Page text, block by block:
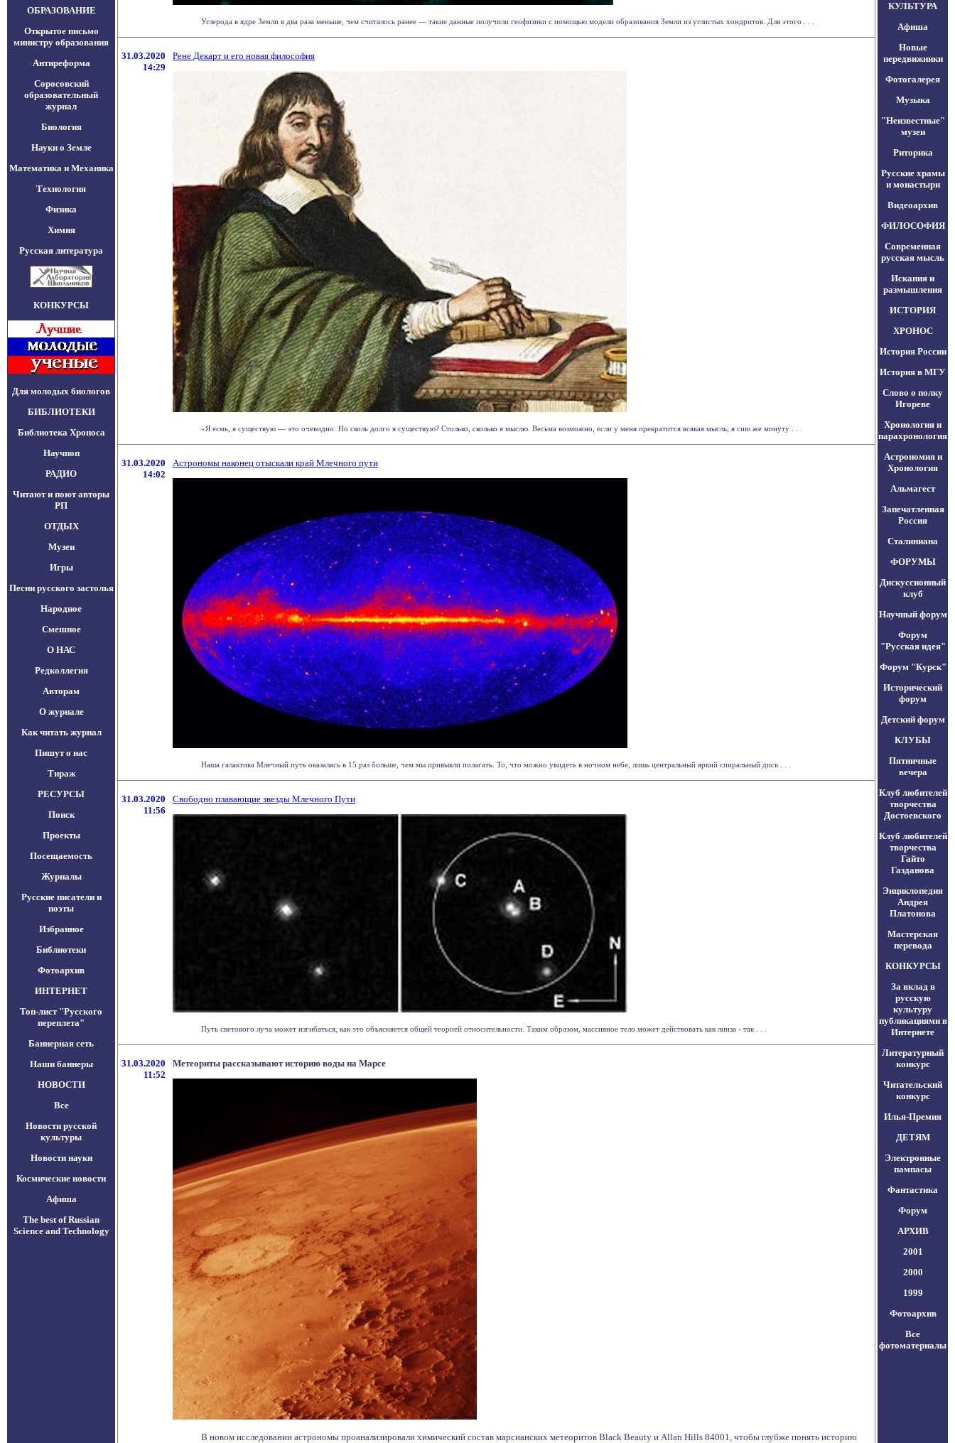
ОБРАЗОВАНИЕ
Открытое письмо
министру образования
Антиреформа
Соросовский
образовательный
журнал
Биология
Науки о Земле
Математика и Механика
Технология
Физика
Химия
Русская литература
КОНКУРСЫ
Для молодых биологов
БИБЛИОТЕКИ
Библиотека Хроноса
Научпоп
РАДИО
Читают и поют авторы
РП
ОТДЫХ
Музеи
Игры
Песни русского застолья
Народное
Смешное
О НАС
Редколлегия
Авторам
О журнале
Как читать журнал
Пишут о нас
Тираж
РЕСУРСЫ
Поиск
Проекты
Посещаемость
Журналы
Русские писатели и
поэты
Избранное
Библиотеки
Фотоархив
ИНТЕРНЕТ
Топ-лист "Русского
переплета"
Баннерная сеть
Наши баннеры
НОВОСТИ
Все
Новости русской
культуры
Новости науки
Космические новости
Афиша
The best of Russian
Science and Technology
Углерода в ядре Земли в два раза меньше, чем считалось ранее — такие данные получили геофизики с помощью модели образования Земли из углистых хондритов. Для этого . . .
31.03.2020
14:29
Рене Декарт и его новая философия
«Я есмь, я существую — это очевидно. Но сколь долго я существую? Столько, сколько я мыслю. Весьма возможно, если у меня прекратится всякая мысль, я сию же минуту . . .
31.03.2020
14:02
Астрономы наконец отыскали край Млечного пути
Наша галактика Млечный путь оказалась в 15 раз больше, чем мы привыкли полагать. То, что можно увидеть в ночном небе, лишь центральный яркий спиральный диск . . .
31.03.2020
11:56
Свободно плавающие звезды Млечного Пути
Путь светового луча может изгибаться, как это объясняется общей теорией относительности. Таким образом, массивное тело может действовать как линза - так . . .
31.03.2020
11:52
Метеориты рассказывают историю воды на Марсе
В новом исследовании астрономы проанализировали химический состав марсианских метеоритов Black Beauty и Allan Hills 84001, чтобы глубже понять историю
КУЛЬТУРА
Афиша
Новые
передвижники
Фотогалерея
Музыка
"Неизвестные"
музеи
Риторика
Русские храмы
и монастыри
Видеоархив
ФИЛОСОФИЯ
Современная
русская мысль
Искания и
размышления
ИСТОРИЯ
ХРОНОС
История России
История в МГУ
Слово о полку
Игореве
Хронология и
парахронология
Астрономия и
Хронология
Альмагест
Запечатленная
Россия
Сталиниана
ФОРУМЫ
Дискуссионный
клуб
Научный форум
Форум
"Русская идея"
Форум "Курск"
Исторический
форум
Детский форум
КЛУБЫ
Пятничные
вечера
Клуб любителей
творчества
Достоевского
Клуб любителей
творчества
Гайто
Газданова
Энциклопедия
Андрея
Платонова
Мастерская
перевода
КОНКУРСЫ
За вклад в
русскую
культуру
публикациями в
Интернете
Литературный
конкурс
Читательский
конкурс
Илья-Премия
ДЕТЯМ
Электронные
пампасы
Фантастика
Форум
АРХИВ
2001
2000
1999
Фотоархив
Все
фотоматериалы